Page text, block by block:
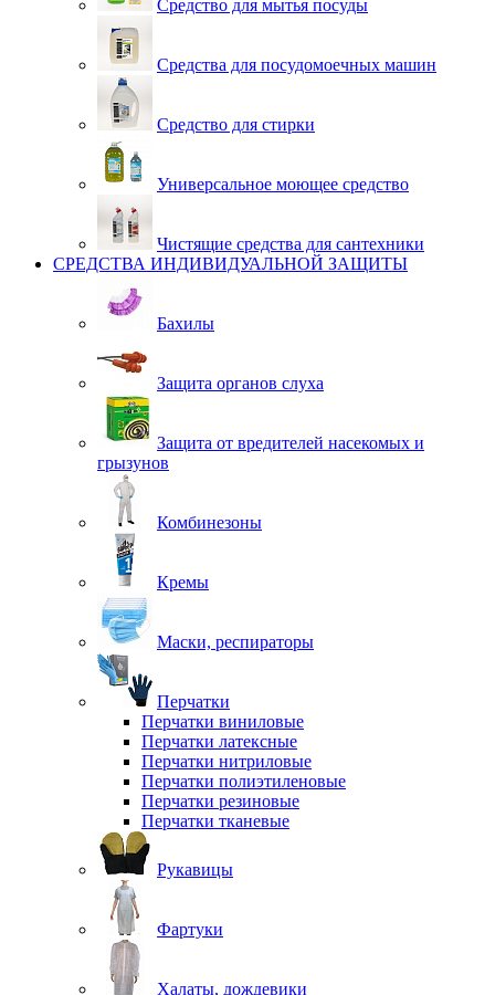
Средство для мытья посуды
Средства для посудомоечных машин
Средство для стирки
Универсальное моющее средство
Чистящие средства для сантехники
СРЕДСТВА ИНДИВИДУАЛЬНОЙ ЗАЩИТЫ
Бахилы
Защита органов слуха
Защита от вредителей насекомых и
грызунов
Комбинезоны
Кремы
Маски, респираторы
Перчатки
Перчатки виниловые
Перчатки латексные
Перчатки нитриловые
Перчатки полиэтиленовые
Перчатки резиновые
Перчатки тканевые
Рукавицы
Фартуки
Халаты, дождевики